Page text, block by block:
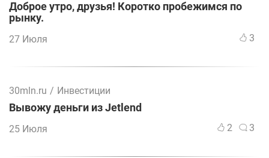
Доброе утро, друзья! Коротко пробежимся по
рынку.
27 Июля 3
30mln.ru / Инвестиции
Вывожу деньги из Jetlend
25 Июля 2 3